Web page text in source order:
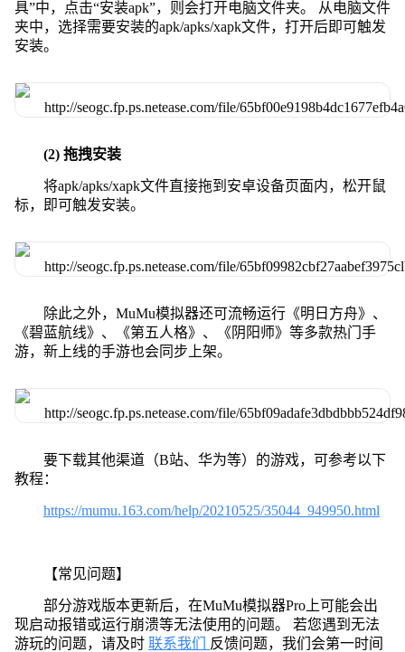
具”中，点击“安装apk”，则会打开电脑文件夹。 从电脑文件
夹中，选择需要安装的apk/apks/xapk文件，打开后即可触发
安装。
(2) 拖拽安装
将apk/apks/xapk文件直接拖到安卓设备页面内，松开鼠
标，即可触发安装。
除此之外，MuMu模拟器还可流畅运行《明日方舟》、
《碧蓝航线》、《第五人格》、《阴阳师》等多款热门手
游，新上线的手游也会同步上架。
要下载其他渠道（B站、华为等）的游戏，可参考以下
教程：
https://mumu.163.com/help/20210525/35044_949950.html
【常见问题】
部分游戏版本更新后，在MuMu模拟器Pro上可能会出
现启动报错或运行崩溃等无法使用的问题。 若您遇到无法
游玩的问题，请及时 联系我们
反馈问题，我们会第一时间